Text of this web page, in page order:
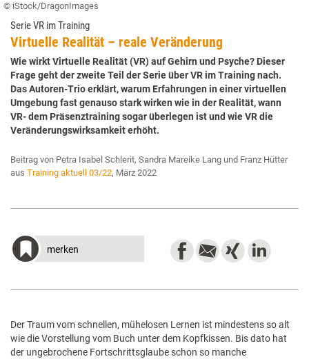
© iStock/DragonImages
Serie VR im Training
Virtuelle Realität – reale Veränderung
Wie wirkt Virtuelle Realität (VR) auf Gehirn und Psyche? Dieser
Frage geht der zweite Teil der Serie über VR im Training nach.
Das Autoren-Trio erklärt, warum Erfahrungen in einer virtuellen
Umgebung fast genauso stark wirken wie in der Realität, wann
VR- dem Präsenztraining sogar überlegen ist und wie VR die
Veränderungswirksamkeit erhöht.
Beitrag von Petra Isabel Schlerit, Sandra Mareike Lang und Franz Hütter
aus Training aktuell 03/22, März 2022
merken
Der Traum vom schnellen, mühelosen Lernen ist mindestens so alt
wie die Vorstellung vom Buch unter dem Kopfkissen. Bis dato hat
der ungebrochene Fortschrittsglaube schon so manche